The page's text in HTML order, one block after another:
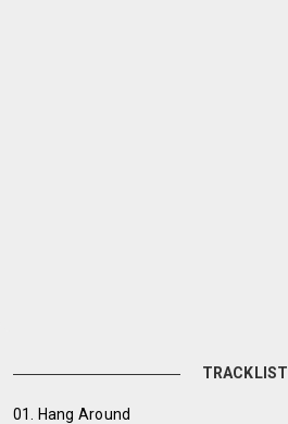
TRACKLIST
01. Hang Around